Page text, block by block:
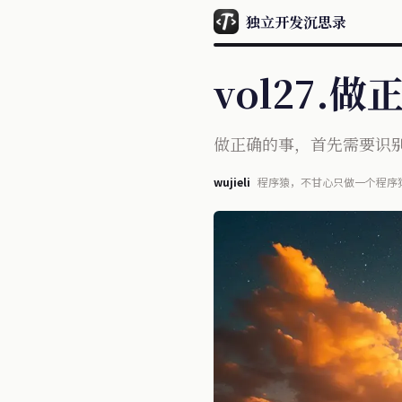
独立开发沉思录
vol27.做
做正确的事，首先需要识
wujieli 程序猿，不甘心只做一个程序